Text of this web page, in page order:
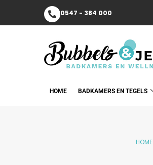
0547 - 384 000
HOME BADKAMERS EN TEGELS
HOME